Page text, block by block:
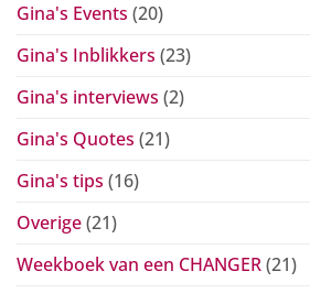
Gina's Events (20)
Gina's Inblikkers (23)
Gina's interviews (2)
Gina's Quotes (21)
Gina's tips (16)
Overige(21)
Weekboek van een CHANGER(21)